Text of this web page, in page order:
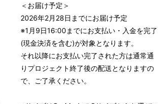
＜お届け予定＞
2026年2月28日までにお届け予定
※1月9日16:00までにお支払い・入金を完了
(現金決済を含む)が対象となります。
それ以降にお支払い完了された方は通常通
りプロジェクト終了後の配送となりますの
で、ご了承ください。